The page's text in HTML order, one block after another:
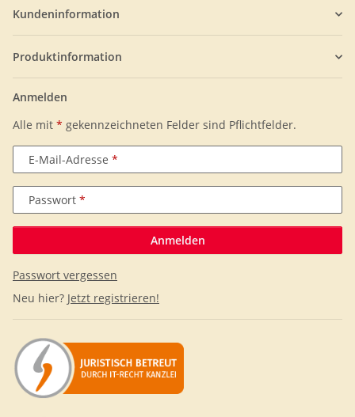
Kundeninformation
Produktinformation
Anmelden
Alle mit * gekennzeichneten Felder sind Pflichtfelder.
E-Mail-Adresse
Passwort
Anmelden
Passwort vergessen
Neu hier? Jetzt registrieren!